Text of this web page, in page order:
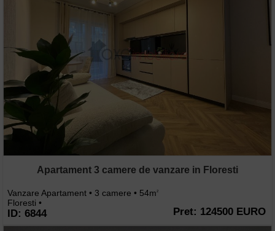
Apartament 3 camere de vanzare in Floresti
Vanzare Apartament • 3 camere • 54m2
Floresti •
ID: 6844 Pret: 124500 EURO